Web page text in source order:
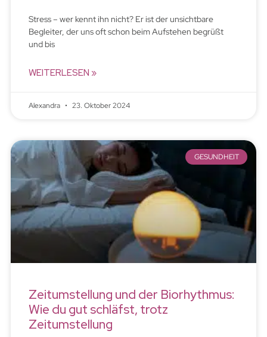
Stress – wer kennt ihn nicht? Er ist der unsichtbare
Begleiter, der uns oft schon beim Aufstehen begrüßt
und bis
WEITERLESEN »
Alexandra 23. Oktober 2024
GESUNDHEIT
Zeitumstellung und der Biorhythmus:
Wie du gut schläfst, trotz
Zeitumstellung